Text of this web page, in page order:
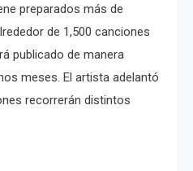
preparados más de
de 1,500 canciones
publicado de manera
meses. El artista adelantó
recorrerán distintos